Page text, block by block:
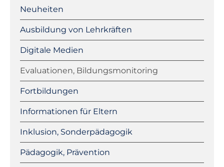
überspringen
Neuheiten
Ausbildung von Lehrkräften
Digitale Medien
Evaluationen, Bildungsmonitoring
Fortbildungen
Informationen für Eltern
Inklusion, Sonderpädagogik
Pädagogik, Prävention